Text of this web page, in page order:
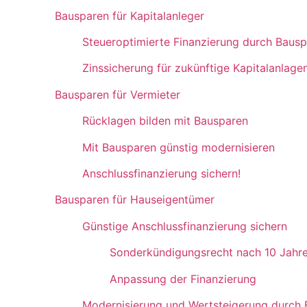
Bausparen für Kapitalanleger
Steueroptimierte Finanzierung durch
Zinssicherung für zukünftige
Bausparen für Vermieter
Rücklagen bilden mit Bausparen
Mit Bausparen günstig modernisieren
Anschlussfinanzierung sichern!
Bausparen für Hauseigentümer
Günstige Anschlussfinanzierung sichern
Sonderkündigungsrecht nach 10
Anpassung der Finanzierung